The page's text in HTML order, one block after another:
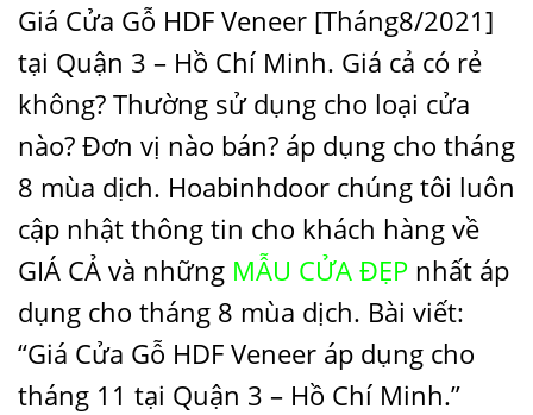
Giá Cửa Gỗ HDF Veneer [Tháng8/2021]
tại Quận 3 – Hồ Chí Minh. Giá cả có rẻ
không? Thường sử dụng cho loại cửa
nào? Đơn vị nào bán? áp dụng cho tháng
8 mùa dịch. Hoabinhdoor chúng tôi luôn
cập nhật thông tin cho khách hàng về
GIÁ CẢ và những MẪU CỬA ĐẸP nhất áp
dụng cho tháng 8 mùa dịch. Bài viết:
“Giá Cửa Gỗ HDF Veneer áp dụng cho
tháng 11 tại Quận 3 – Hồ Chí Minh.”